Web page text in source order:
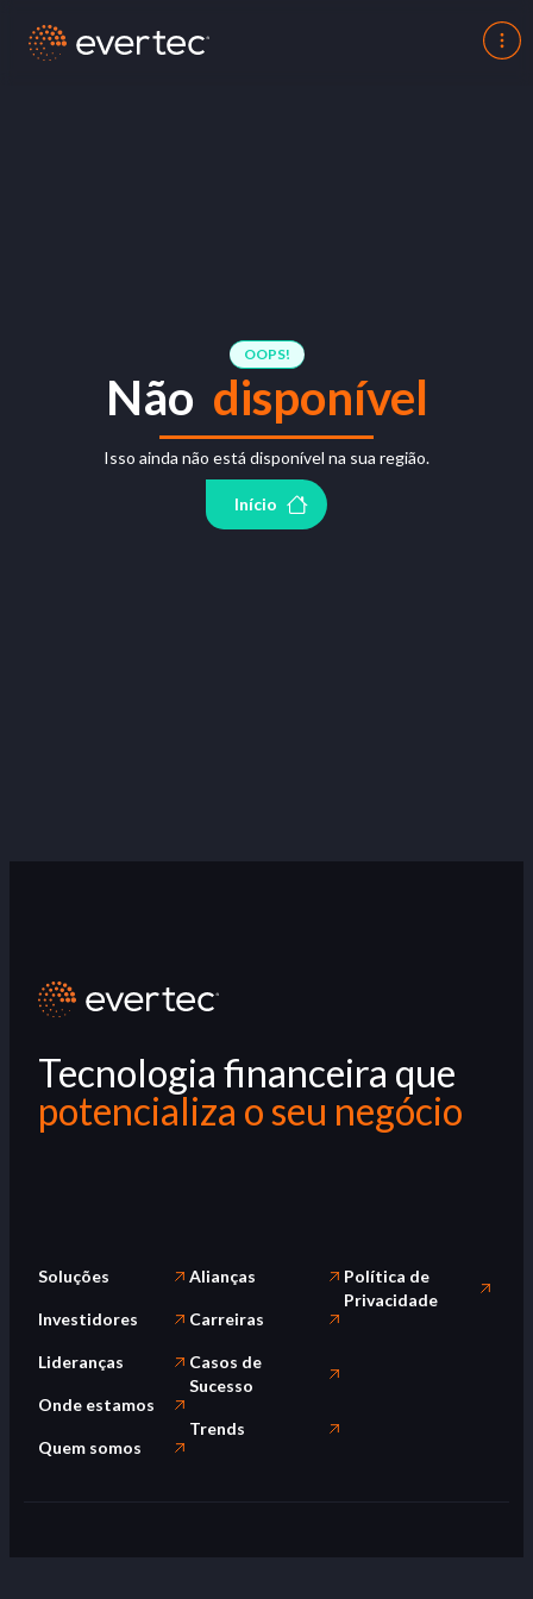
OOPS!
Não disponível
Isso ainda não está disponível na sua região.
Início
Tecnologia financeira que
potencializa o seu negócio
Soluções
Investidores
Lideranças
Onde estamos
Quem somos
Alianças
Carreiras
Casos de
Sucesso
Trends
Política de
Privacidade